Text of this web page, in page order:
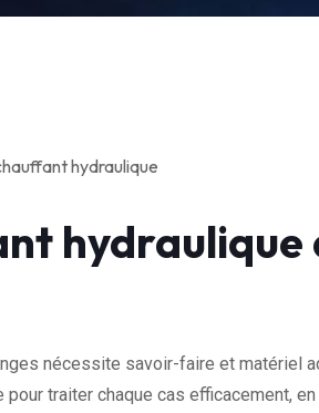
hydraulique
nécessite savoir-faire et matériel
traiter chaque cas efficacement,